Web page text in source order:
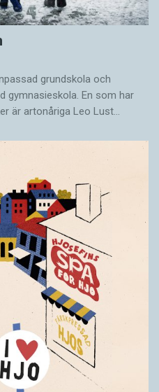
grundskola och
gymnasieskola. En som har
är artonåriga Leo Lust…